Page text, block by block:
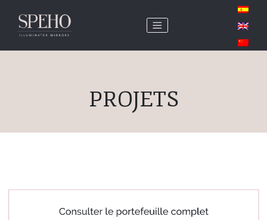
PROJETS